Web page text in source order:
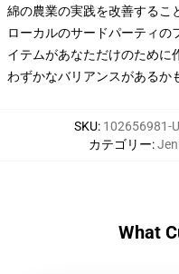
綿の農業の実践を改善するこ
ローカルのサードパーティの
イテムがあなただけのために
わずかなバリアンスがあるか
SKU: 102656981-
カテゴリー:
What